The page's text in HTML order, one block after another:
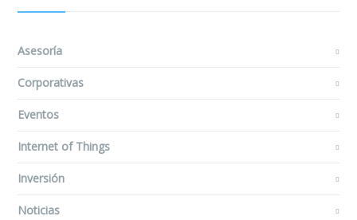
Asesoría
Corporativas
Eventos
Internet of Things
Inversión
Noticias